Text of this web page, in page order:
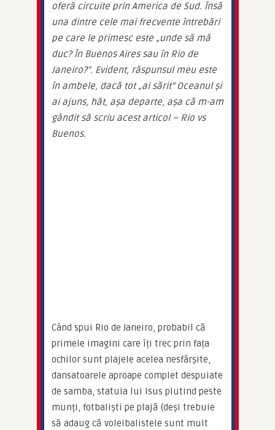
oferă circuite prin America de Sud. Însă
una dintre cele mai frecvente întrebări
pe care le primesc este „unde să mă
duc? În Buenos Aires sau în Rio de
Janeiro?”. Evident, răspunsul meu este
în ambele, dacă tot „ai sărit” Oceanul și
ai ajuns, hăt, așa departe, așa că m-am
gândit să scriu acest articol – Rio vs
Buenos.
Când spui Rio de Janeiro, probabil că
primele imagini care îți trec prin fața
ochilor sunt plajele acelea nesfârșite,
dansatoarele aproape complet despuiate
de samba, statuia lui Isus plutind peste
munți, fotbaliști pe plajă (deși trebuie
să adaug că voleibalistele sunt mult